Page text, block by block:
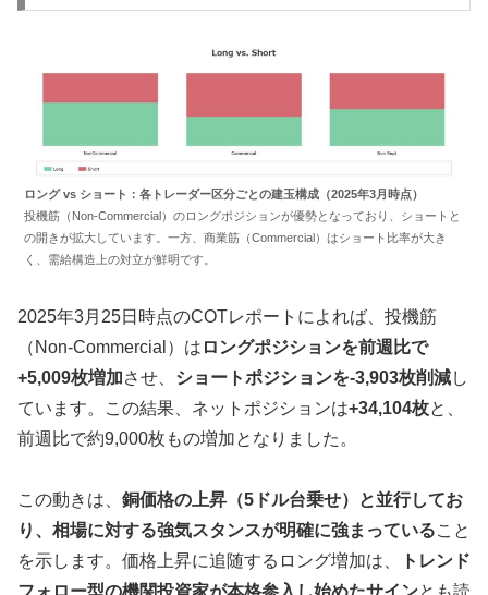
ロング vs ショート：各トレーダー区分ごとの建玉構成（2025年3月時点）
投機筋（Non-Commercial）のロングポジションが優勢となっており、ショートと
の開きが拡大しています。一方、商業筋（Commercial）はショート比率が大き
く、需給構造上の対立が鮮明です。
2025年3月25日時点のCOTレポートによれば、投機筋
（Non-Commercial）は ロングポジションを前週比で
+5,009枚増加させ、 ショートポジションを-3,903枚削減し
ています。この結果、ネットポジションは+34,104枚と、
前週比で約9,000枚もの増加となりました。
この動きは、 銅価格の上昇（5ドル台乗せ）と並行してお
り、相場に対する強気スタンスが明確に強まっていること
を示します。価格上昇に追随するロング増加は、
トレンド